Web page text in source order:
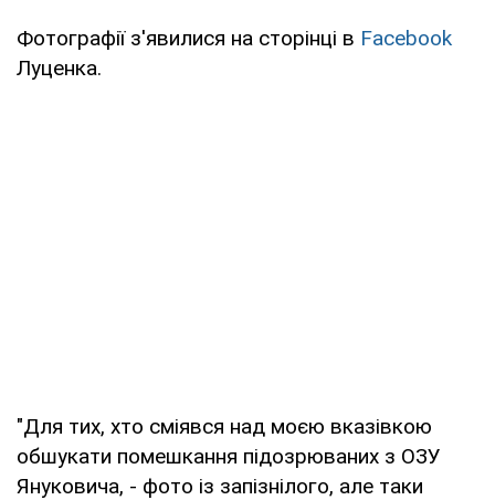
Фотографії з'явилися на сторінці в Facebook
Луценка.
"Для тих, хто сміявся над моєю вказівкою
обшукати помешкання підозрюваних з ОЗУ
Януковича, - фото із запізнілого, але таки